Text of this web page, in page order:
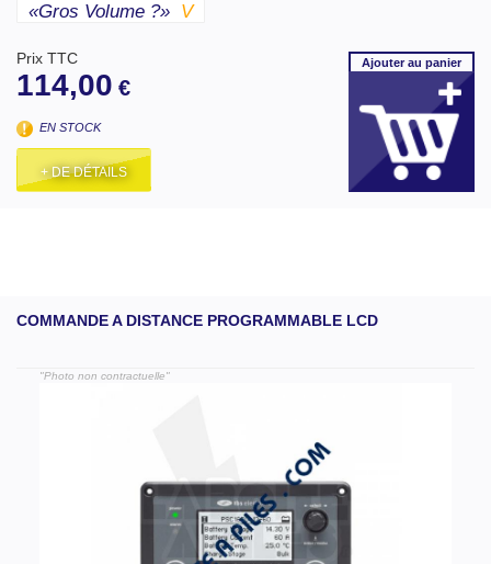
«gros Volume ?» V
Prix TTC
114,00 €
EN STOCK
+ DE DÉTAILS
Ajouterau panier
COMMANDE A DISTANCE PROGRAMMABLE LCD
"Photo non contractuelle"